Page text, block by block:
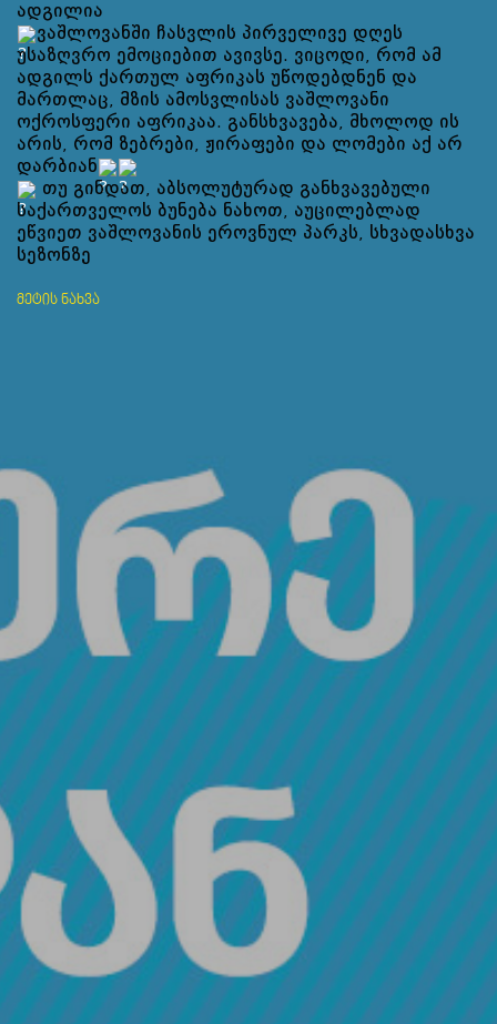
ᲒᲐᲜᲗᲐᲕᲡᲔᲑᲐ ᲓᲐ ᲙᲕᲔᲑᲐ
ᲡᲐᲧᲘᲓᲔᲚᲘ ᲜᲘᲕᲗᲔᲑᲘ
ᲒᲖᲐᲛᲙᲕᲚᲔᲕᲘ
ადგილია
ვაშლოვანში ჩასვლის პირველივე დღეს
უსაზღვრო ემოციებით ავივსე. ვიცოდი, რომ ამ
ადგილს ქართულ აფრიკას უწოდებდნენ და
მართლაც, მზის ამოსვლისას ვაშლოვანი
ოქროსფერი აფრიკაა. განსხვავება, მხოლოდ ის
არის, რომ ზებრები, ჟირაფები და ლომები აქ არ
დარბიან
თუ გინდათ, აბსოლუტურად განხვავებული
საქართველოს ბუნება ნახოთ, აუცილებლად
ეწვიეთ ვაშლოვანის ეროვნულ პარკს, სხვადასხვა
სეზონზე
zebras, giraffes and lions do not run here
If you want to see the completely different nature of
Georgia, be sure to visit Vashlovani National Park
მეტის ნახვა